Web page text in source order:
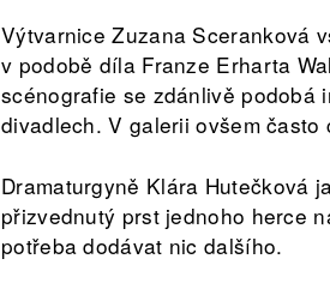
Výtvarnice Zuzana Sceranková
v podobě díla Franze Erharta
scénografie se zdánlivě podobá
divadlech. V galerii ovšem často
Dramaturgyně Klára Hutečková
přizvednutý prst jednoho herce
potřeba dodávat nic dalšího.